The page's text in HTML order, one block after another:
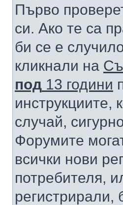
Първо
си. Ако те са
би се е
кликнали на
под 13 години
инструкциите,
случай,
Форумите
всички нови
потребителя,
регистрирали,